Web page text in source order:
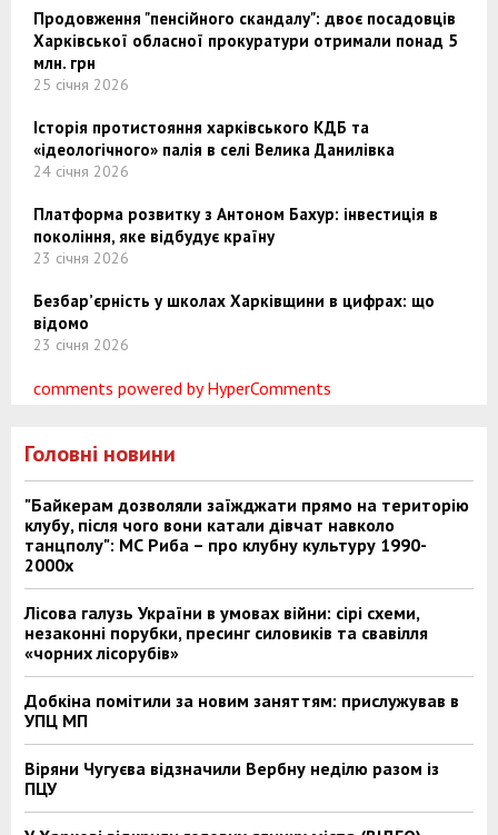
Продовження "пенсійного скандалу": двоє посадовців
Харківської обласної прокуратури отримали понад 5
млн. грн
25 січня 2026
Історія протистояння харківського КДБ та
«ідеологічного» палія в селі Велика Данилівка
24 січня 2026
Платформа розвитку з Антоном Бахур: інвестиція в
покоління, яке відбудує країну
23 січня 2026
Безбар’єрність у школах Харківщини в цифрах: що
відомо
23 січня 2026
comments powered by HyperComments
Головні новини
"Байкерам дозволяли заїжджати прямо на територію
клубу, після чого вони катали дівчат навколо
танцполу": МС Риба – про клубну культуру 1990-
2000х
Лісова галузь України в умовах війни: сірі схеми,
незаконні порубки, пресинг силовиків та свавілля
«чорних лісорубів»
Добкіна помітили за новим заняттям: прислужував в
УПЦ МП
Віряни Чугуєва відзначили Вербну неділю разом із
ПЦУ